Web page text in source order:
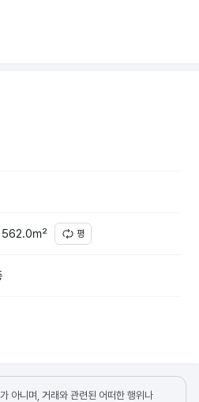
㎡ 평
아니며, 거래와 관련된 어떠한 행위나